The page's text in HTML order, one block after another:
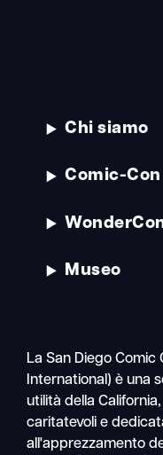
Chi siamo
Comic-Con
Museo
La San Diego Comic
International) è una
utilità della
caritatevoli e
all'apprezzamento